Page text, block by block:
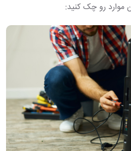
موارد رو چک کنید: